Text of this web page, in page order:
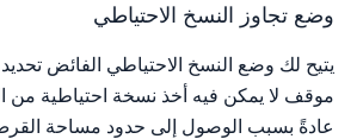
وضع تجاوز النسخ الاحتياطي
يتيح لك وضع النسخ الاحتياطي الفائض
موقف لا يمكن فيه أخذ نسخة احتياطية من
عادةً بسبب الوصول إلى حدود مساحة